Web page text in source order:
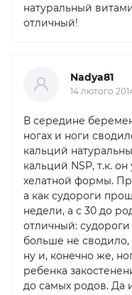
натуральный
отличный!
Nadya81
14 лютого
В середине
ногах и ноги
кальций
кальций NSP, т.к.
хелатной формы.
а как судороги
недели, а с 30 до
отличный:
больше не
ну и, конечно же,
ребенка
до самых родов. Да